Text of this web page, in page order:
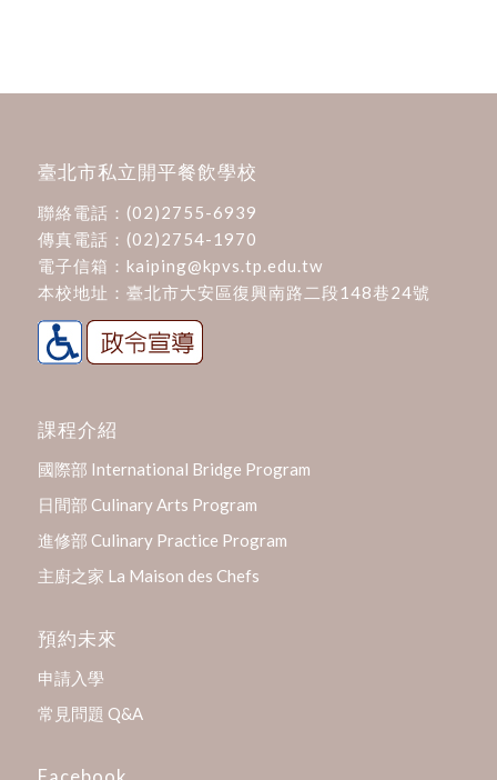
臺北市私立開平餐飲學校
聯絡電話： (02)2755-6939
傳真電話：(02)2754-1970
電子信箱： kaiping@kpvs.tp.edu.tw
本校地址： 臺北市大安區復興南路二段148巷24號
課程介紹
國際部 International Bridge Program
日間部 Culinary Arts Program
進修部 Culinary Practice Program
主廚之家 La Maison des Chefs
預約未來
申請入學
常見問題 Q&A